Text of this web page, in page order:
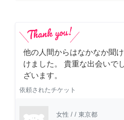
他の人間からはなかなか聞
けました。 貴重な出会いで
ざいます。
依頼されたチケット
女性 / / 東京都